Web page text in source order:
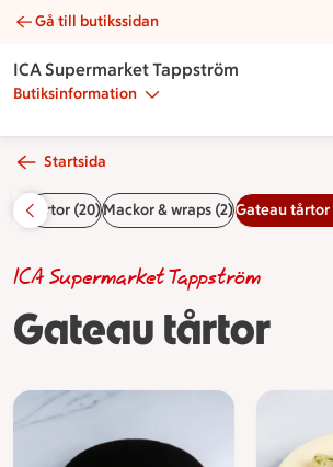
Gateau tårtor | Catering ICA Supermarket
Gå till butikssidan
ICA Supermarket Tappström
Butiksinformation
Startsida
Tårtor (20)Mackor & wraps (2)Gateau tårtor
Gateau tårtor
ICA Supermarket Tappström